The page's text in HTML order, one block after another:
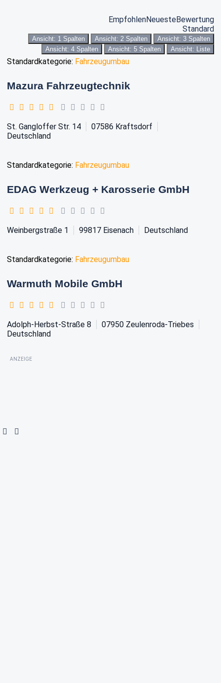
EmpfohlenNeuesteBewertung
Standard
Ansicht: 1 Spalten Ansicht: 2 Spalten
Ansicht: 3 Spalten
Ansicht: 4 Spalten
Ansicht: 5 Spalten Ansicht: Liste
Standardkategorie: Fahrzeugumbau
Mazura Fahrzeugtechnik
St. Gangloffer Str. 14 07586 Kraftsdorf
Deutschland
Standardkategorie: Fahrzeugumbau
EDAG Werkzeug + Karosserie GmbH
Weinbergstraße 1 99817 Eisenach Deutschland
Standardkategorie: Fahrzeugumbau
Warmuth Mobile GmbH
Adolph-Herbst-Straße 8 07950 Zeulenroda-Triebes
Deutschland
ANZEIGE